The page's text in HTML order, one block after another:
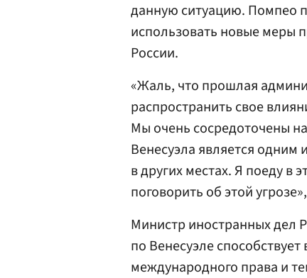
данную ситуацию. Помпео
использовать новые меры
России.
«Жаль, что прошлая
распространить свое
Мы очень сосредоточены
Венесуэла является одним
в других местах. Я поеду в
поговорить об этой
Министр иностранных дел
по Венесуэле
международного права и